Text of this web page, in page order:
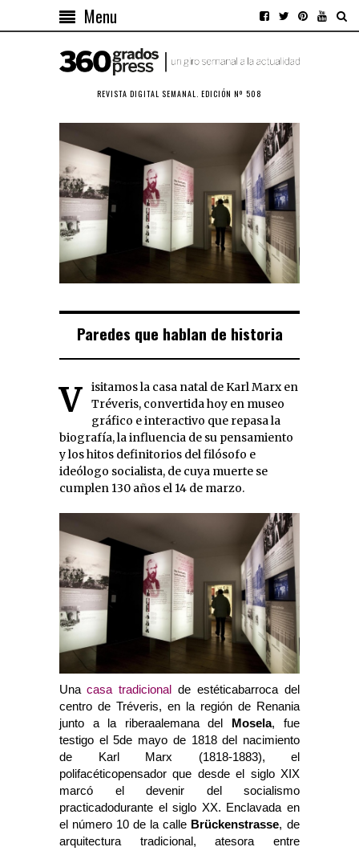
Menu
REVISTA DIGITAL SEMANAL. EDICIÓN Nº 508
Paredes que hablan de historia
Visitamos la casa natal de Karl Marx en
Tréveris, convertida hoy en museo
gráfico e interactivo que repasa la
biografía, la influencia de su pensamiento
y los hitos definitorios del filósofo e
ideólogo socialista, de cuya muerte se
cumplen 130 años el 14 de marzo.
Una casa tradicional
de estéticabarroca del
centro de Tréveris, en la región de Renania
junto a la riberaalemana del
Mosela, fue
testigo el 5de mayo de 1818 del nacimiento
de Karl Marx (1818-1883), el
polifacéticopensador que desde el siglo XIX
marcó el devenir del socialismo
practicadodurante el siglo XX. Enclavada en
el número 10 de la calle Brückenstrasse, de
arquitectura tradicional, atesora entre